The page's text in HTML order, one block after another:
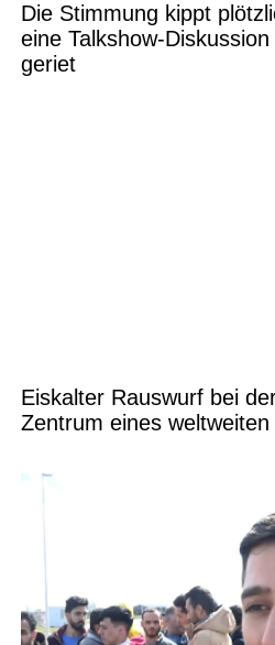
Die Stimmung kippt
eine Talkshow-
geriet
Eiskalter Rauswurf bei
Zentrum eines weltweiten